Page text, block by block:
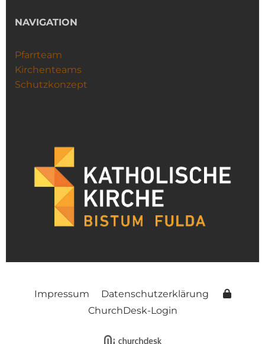
NAVIGATION
Pfarrteam
Kirchenteams
Schutzkonzept
Impressum
Datenschutzerklärung
ChurchDesk-Login